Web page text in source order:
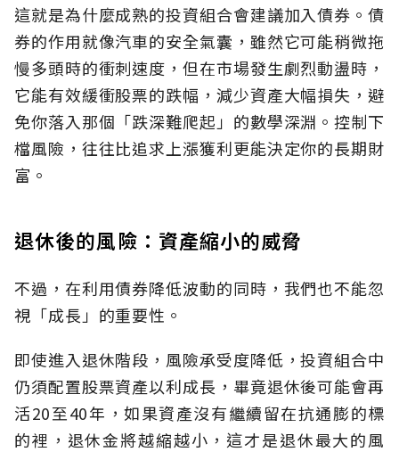
這就是為什麼成熟的投資組合會建議加入債券。債
券的作用就像汽車的安全氣囊，雖然它可能稍微拖
慢多頭時的衝刺速度，但在市場發生劇烈動盪時，
它能有效緩衝股票的跌幅，減少資產大幅損失，避
免你落入那個「跌深難爬起」的數學深淵。控制下
檔風險，往往比追求上漲獲利更能決定你的長期財
富。
退休後的風險：資產縮小的威脅
不過，在利用債券降低波動的同時，我們也不能忽
視「成長」的重要性。
即使進入退休階段，風險承受度降低，投資組合中
仍須配置股票資產以利成長，畢竟退休後可能會再
活20至40年，如果資產沒有繼續留在抗通膨的標
的裡，退休金將越縮越小，這才是退休最大的風